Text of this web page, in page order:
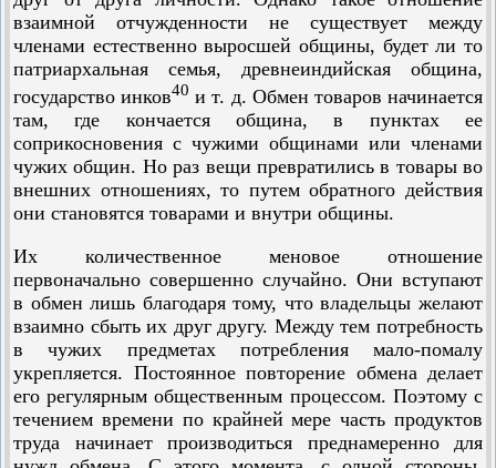
взаимной отчужденности не существует между
членами естественно выросшей общины, будет ли то
патриархальная семья, древнеиндийская община,
государство инков40 и т. д. Обмен товаров начинается
там, где кончается община, в пунктах ее
соприкосновения с чужими общинами или членами
чужих общин. Но раз вещи превратились в товары во
внешних отношениях, то путем обратного действия
они становятся товарами и внутри общины.
Их количественное меновое отношение
первоначально совершенно случайно. Они вступают
в обмен лишь благодаря тому, что владельцы желают
взаимно сбыть их друг другу. Между тем потребность
в чужих предметах потребления мало-помалу
укрепляется. Постоянное повторение обмена делает
его регулярным общественным процессом. Поэтому с
течением времени по крайней мере часть продуктов
труда начинает производиться преднамеренно для